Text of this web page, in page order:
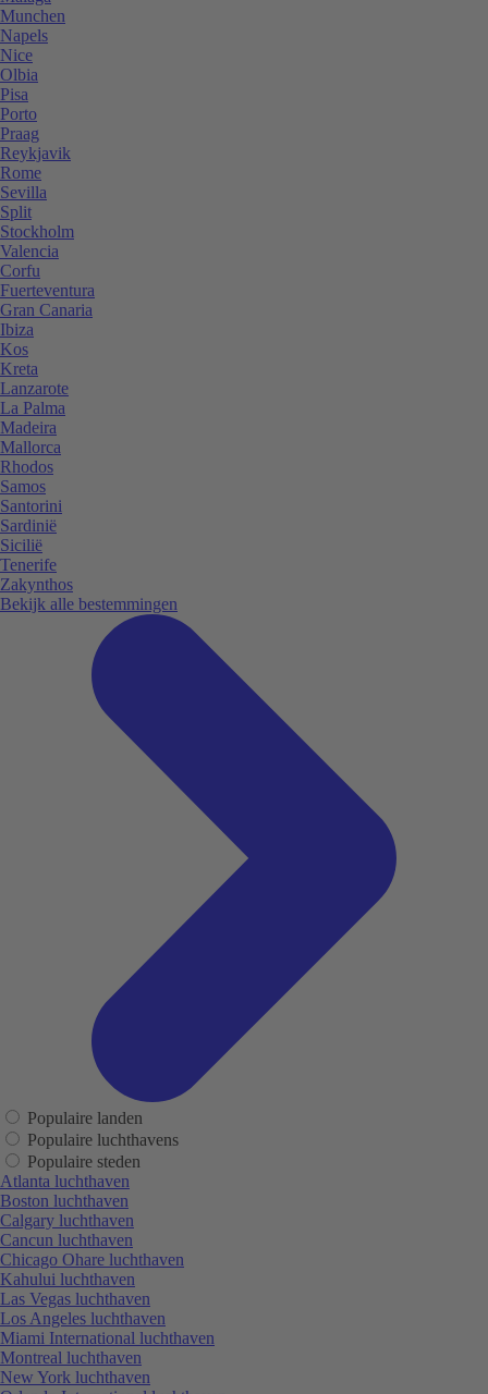
Munchen
Napels
Nice
Olbia
Pisa
Porto
Praag
Reykjavik
Rome
Sevilla
Split
Stockholm
Valencia
Corfu
Fuerteventura
Gran Canaria
Ibiza
Kos
Kreta
Lanzarote
La Palma
Madeira
Mallorca
Rhodos
Samos
Santorini
Sardinië
Sicilië
Tenerife
Zakynthos
Bekijk alle bestemmingen
Populaire landen
Populaire luchthavens
Populaire steden
Atlanta luchthaven
Boston luchthaven
Calgary luchthaven
Cancun luchthaven
Chicago Ohare luchthaven
Kahului luchthaven
Las Vegas luchthaven
Los Angeles luchthaven
Miami International luchthaven
Montreal luchthaven
New York luchthaven